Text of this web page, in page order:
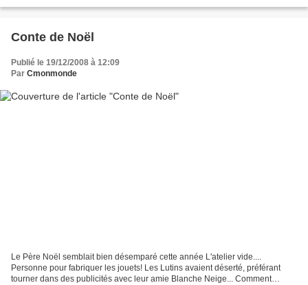
Conte de Noël
Publié le 19/12/2008 à 12:09
Par Cmonmonde
Le Père Noël semblait bien désemparé cette année L'atelier vide....
Personne pour fabriquer les jouets! Les Lutins avaient déserté, préférant
tourner dans des publicités avec leur amie Blanche Neige... Comment